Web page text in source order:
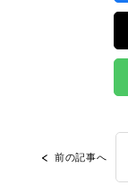
前の記事へ